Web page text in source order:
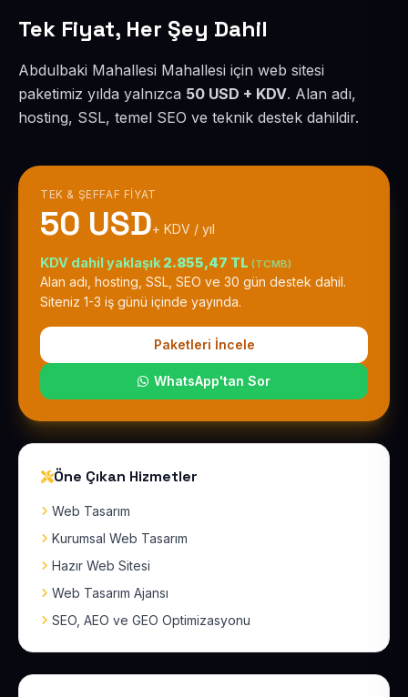
Tek Fiyat, Her Şey Dahil
Abdulbaki Mahallesi Mahallesi için web sitesi
paketimiz yılda yalnızca 50 USD + KDV. Alan adı,
hosting, SSL, temel SEO ve teknik destek dahildir.
TEK & ŞEFFAF FIYAT
50 USD+ KDV / yıl
KDV dahil yaklaşık 2.855,47 TL (TCMB)
Alan adı, hosting, SSL, SEO ve 30 gün destek dahil.
Siteniz 1-3 iş günü içinde yayında.
Paketleri İncele
WhatsApp'tan Sor
Öne Çıkan Hizmetler
Web Tasarım
Kurumsal Web Tasarım
Hazır Web Sitesi
Web Tasarım Ajansı
SEO, AEO ve GEO Optimizasyonu